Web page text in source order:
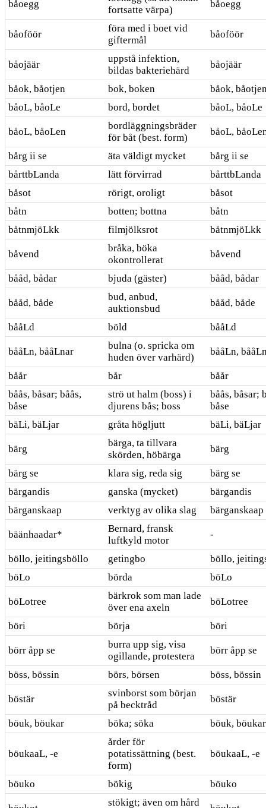
båoegg
fortsatte värpa)
båoegg
båoföör
föra med i boet vid
giftermål
båoföör
båojäär
uppstå infektion,
bildas bakteriehärd
båojäär
båok, båotjen bok, boken
båok,
båoL, båoLe
bord, bordet båoL, båoLe
båoL, båoLen
bordläggningsbräder
för båt (best. form)
båoL,
bårg ii se äta väldigt mycket
bårg ii se
bårttbLanda
lätt förvirrad
bårttbLanda
båsot
rörigt, oroligt
båsot
båtn
botten; bottna
båtn
båtnmjöLkk
filmjölksrot båtnmjöLkk
båvend
bråka, böka
okontrollerat
båvend
bååd, bådar bjuda (gäster) bååd, bådar
bååd, både
bud, anbud,
auktionsbud
bååd, både
bååLd böld bååLd
bååLn, bååLnar
bulna (o. spricka om
huden över varhärd)
bååLn,
båår bår
båår
båås, båsar; båås,
båse
strö ut halm (boss) i
djurens bås; boss
båås, båsar;
båse
bäLi, bäLjar
gråta högljutt bäLi, bäLjar
bärg
bärga, ta tillvara
skörden, höbärga
bärg
bärg se klara sig, reda sig
bärg se
bärgandis
ganska (mycket)
bärgandis
bärganskaap
verktyg av olika slag bärganskaap
bäänhaadar*
Bernard, fransk
luftkyld motor
-
böllo, jeitingsböllo getingbo
böllo,
böLo
börda böLo
böLotree
bärkrok som man lade
över ena axeln
böLotree
böri börja böri
börr åpp se
burra upp sig, visa
ogillande, protestera
börr åpp se
böss, bössin börs, börsen böss, bössin
böstär
svinborst som början
på becktråd
böstär
böuk, böukar böka; söka böuk, böukar
böukaaL, -e
årder för
potatissättning (best.
form)
böukaaL, -e
böuko bökig böuko
stökigt; även om hård